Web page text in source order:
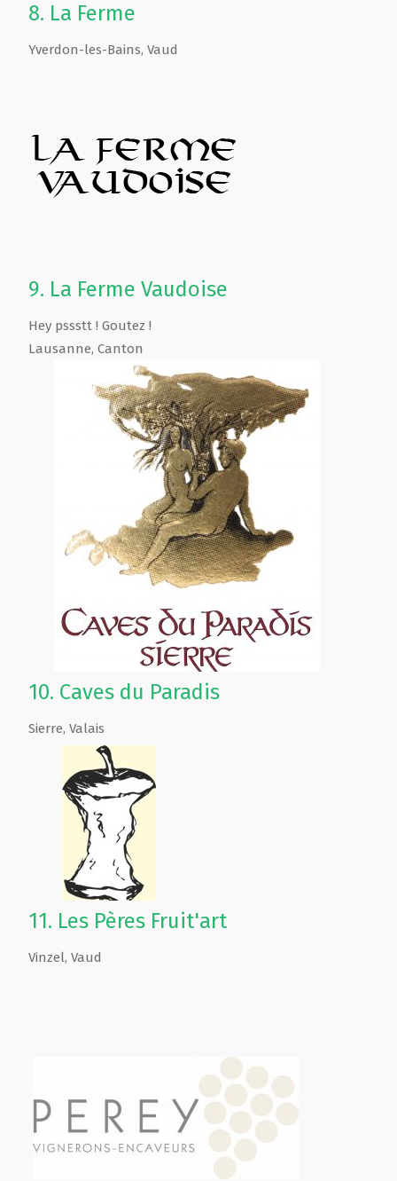
8. La Ferme
Yverdon-les-Bains, Vaud
9. La Ferme Vaudoise
Hey pssstt ! Goutez !
Lausanne, Canton
10. Caves du Paradis
Sierre, Valais
11. Les Pères Fruit'art
Vinzel, Vaud